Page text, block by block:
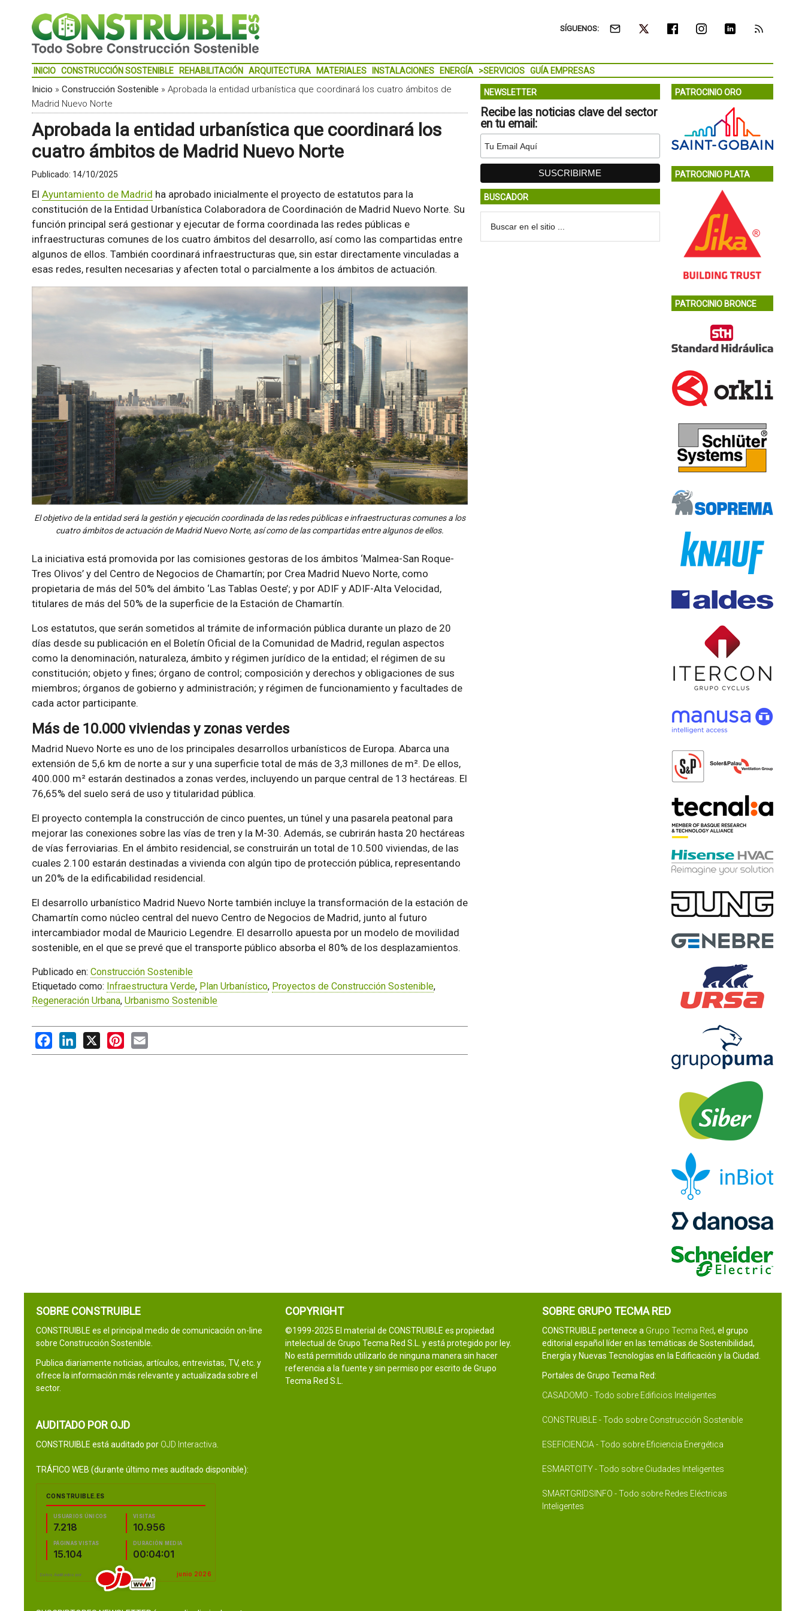
SÍGUENOS:
INICIO CONSTRUCCIÓN SOSTENIBLE REHABILITACIÓN ARQUITECTURA MATERIALES INSTALACIONES ENERGÍA >SERVICIOS GUÍA EMPRESAS
Inicio » Construcción Sostenible » Aprobada la entidad urbanística que coordinará los cuatro ámbitos de
Madrid Nuevo Norte
Aprobada la entidad urbanística que coordinará los
cuatro ámbitos de Madrid Nuevo Norte
Publicado: 14/10/2025
El Ayuntamiento de Madrid ha aprobado inicialmente el proyecto de estatutos para la
constitución de la Entidad Urbanística Colaboradora de Coordinación de Madrid Nuevo Norte. Su
función principal será gestionar y ejecutar de forma coordinada las redes públicas e
infraestructuras comunes de los cuatro ámbitos del desarrollo, así como las compartidas entre
algunos de ellos. También coordinará infraestructuras que, sin estar directamente vinculadas a
esas redes, resulten necesarias y afecten total o parcialmente a los ámbitos de actuación.
El objetivo de la entidad será la gestión y ejecución coordinada de las redes públicas e infraestructuras comunes a los
cuatro ámbitos de actuación de Madrid Nuevo Norte, así como de las compartidas entre algunos de ellos.
La iniciativa está promovida por las comisiones gestoras de los ámbitos ‘Malmea-San Roque-
Tres Olivos’ y del Centro de Negocios de Chamartín; por Crea Madrid Nuevo Norte, como
propietaria de más del 50% del ámbito ‘Las Tablas Oeste’; y por ADIF y ADIF-Alta Velocidad,
titulares de más del 50% de la superficie de la Estación de Chamartín.
Los estatutos, que serán sometidos al trámite de información pública durante un plazo de 20
días desde su publicación en el Boletín Oficial de la Comunidad de Madrid, regulan aspectos
como la denominación, naturaleza, ámbito y régimen jurídico de la entidad; el régimen de su
constitución; objeto y fines; órgano de control; composición y derechos y obligaciones de sus
miembros; órganos de gobierno y administración; y régimen de funcionamiento y facultades de
cada actor participante.
Más de 10.000 viviendas y zonas verdes
Madrid Nuevo Norte es uno de los principales desarrollos urbanísticos de Europa. Abarca una
extensión de 5,6 km de norte a sur y una superficie total de más de 3,3 millones de m². De ellos,
400.000 m² estarán destinados a zonas verdes, incluyendo un parque central de 13 hectáreas. El
76,65% del suelo será de uso y titularidad pública.
El proyecto contempla la construcción de cinco puentes, un túnel y una pasarela peatonal para
mejorar las conexiones sobre las vías de tren y la M-30. Además, se cubrirán hasta 20 hectáreas
de vías ferroviarias. En el ámbito residencial, se construirán un total de 10.500 viviendas, de las
cuales 2.100 estarán destinadas a vivienda con algún tipo de protección pública, representando
un 20% de la edificabilidad residencial.
El desarrollo urbanístico Madrid Nuevo Norte también incluye la transformación de la estación de
Chamartín como núcleo central del nuevo Centro de Negocios de Madrid, junto al futuro
intercambiador modal de Mauricio Legendre. El desarrollo apuesta por un modelo de movilidad
sostenible, en el que se prevé que el transporte público absorba el 80% de los desplazamientos.
Publicado en: Construcción Sostenible
Etiquetado como: Infraestructura Verde, Plan Urbanístico, Proyectos de Construcción Sostenible,
Regeneración Urbana, Urbanismo Sostenible
FacebookLinkedIn
X PinterestEmail
NEWSLETTER
Recibe las noticias clave del sector
en tu email:
BUSCADOR
PATROCINIO ORO
PATROCINIO PLATA
PATROCINIO BRONCE
SOBRE CONSTRUIBLE
CONSTRUIBLE es el principal medio de comunicación on-line
sobre Construcción Sostenible.
Publica diariamente noticias, artículos, entrevistas, TV, etc. y
ofrece la información más relevante y actualizada sobre el
sector.
AUDITADO POR OJD
CONSTRUIBLE está auditado por OJD Interactiva
TRÁFICO WEB (durante último mes auditado disponible):
COPYRIGHT
©1999-2025 El material de CONSTRUIBLE es propiedad
intelectual de Grupo Tecma Red S.L. y está protegido por ley.
No está permitido utilizarlo de ninguna manera sin hacer
referencia a la fuente y sin permiso por escrito de Grupo
Tecma Red S.L.
SOBRE GRUPO TECMA RED
CONSTRUIBLE pertenece a Grupo Tecma Red, el grupo
editorial español líder en las temáticas de Sostenibilidad,
Energía y Nuevas Tecnologías en la Edificación y la Ciudad.
Portales de Grupo Tecma Red:
CASADOMO - Todo sobre Edificios Inteligentes
CONSTRUIBLE - Todo sobre Construcción Sostenible
ESEFICIENCIA - Todo sobre Eficiencia Energética
ESMARTCITY - Todo sobre Ciudades Inteligentes
SMARTGRIDSINFO - Todo sobre Redes Eléctricas
Inteligentes